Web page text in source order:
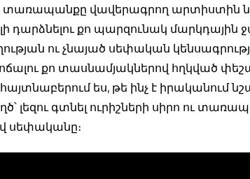
վավերագրող արտիստին
դարձնելու քո պարզունակ
ու չնայած սեփական
քո տասնամյակներով հղկված
հայտնաբերում ես, թե ինչ է իրականում
լեզու գտնել ուրիշների սիրո ու
սեփականը։